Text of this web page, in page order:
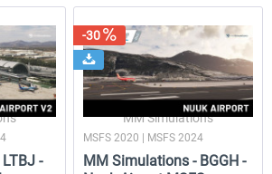
-
-30
MM Simulations
MSFS 2020 | MSFS 2024
MM Simulations - BGGH -